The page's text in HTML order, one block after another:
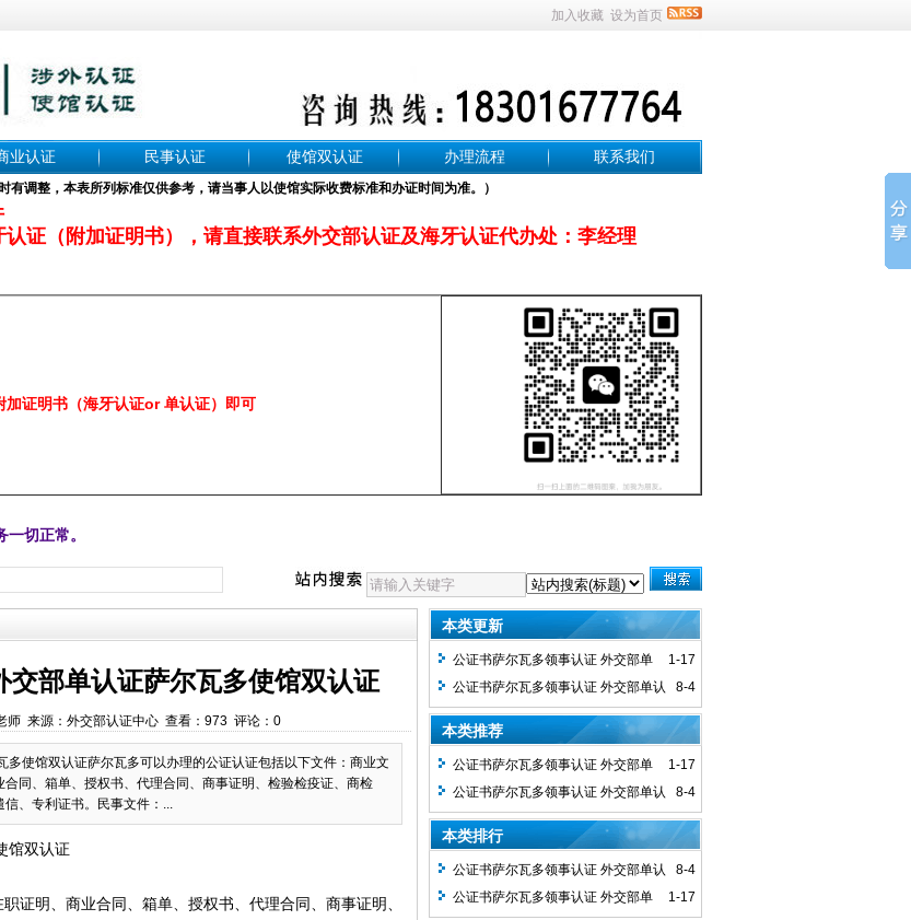
加入收藏 设为首页
业认证 民事认证 使馆双认证 办理流程 联系我们
有调整，本表所列标准仅供参考，请当事人以使馆实际收费标准和办证时间为准。）
证（附加证明书），请直接联系外交部认证及海牙认证代办处：李经理
证明书（海牙认证or 单认证）即可
切正常。
部单认证萨尔瓦多使馆双认证
师 来源：外交部认证中心 查看：973 评论：0
使馆双认证萨尔瓦多可以办理的公证认证包括以下文件：商业文
同、箱单、授权书、代理合同、商事证明、检验检疫证、商检
、专利证书。民事文件：...
馆双认证
证明、商业合同、箱单、授权书、代理合同、商事证明、
本类更新
1-17
公证书萨尔瓦多领事认证 外交部单
认证萨尔瓦多使馆双认证
8-4
公证书萨尔瓦多领事认证 外交部单认
证萨尔瓦多使馆双认证
本类推荐
1-17
公证书萨尔瓦多领事认证 外交部单
认证萨尔瓦多使馆双认证
8-4
公证书萨尔瓦多领事认证 外交部单认
证萨尔瓦多使馆双认证
本类排行
8-4
公证书萨尔瓦多领事认证 外交部单认
证萨尔瓦多使馆双认证
1-17
公证书萨尔瓦多领事认证 外交部单